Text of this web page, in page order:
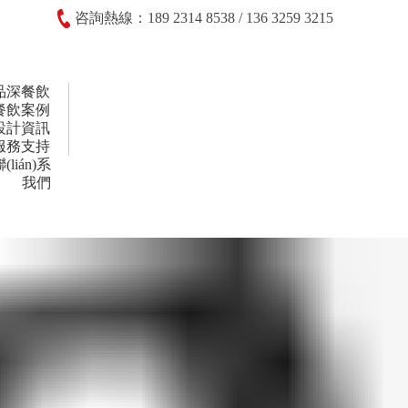
咨詢熱線：189 2314 8538 / 136 3259 3215
深餐飲
飲案例
計資訊
務支持
(lián)系
我們